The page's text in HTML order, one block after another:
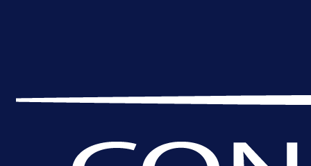
Reprezentativac BiH bi mogao